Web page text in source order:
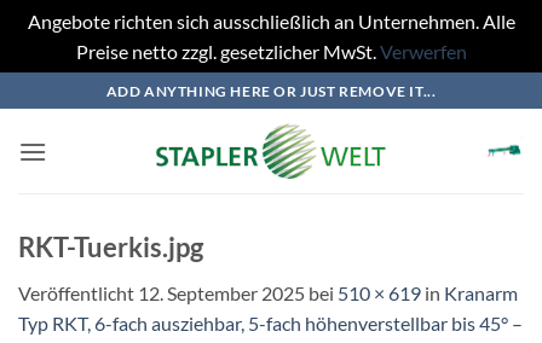
Angebote richten sich ausschließlich an Unternehmen. Alle
Preise netto zzgl. gesetzlicher MwSt.Verwerfen
Inhalt
springen
ADD ANYTHING HERE OR JUST REMOVE IT...
RKT-Tuerkis.jpg
Veröffentlicht 12. September 2025 bei 510 × 619 in Kranarm
Typ RKT, 6-fach ausziehbar, 5-fach höhenverstellbar bis 45° –